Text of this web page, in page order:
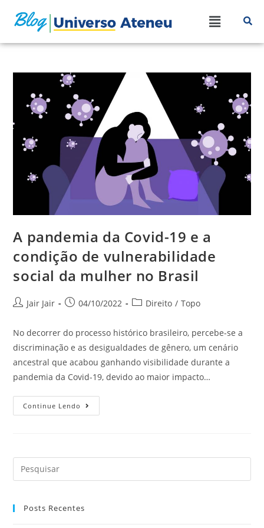
A pandemia da Covid-19 e a
condição de vulnerabilidade
social da mulher no Brasil
Jair Jair 04/10/2022 Direito / Topo
No decorrer do processo histórico brasileiro, percebe-se a
discriminação e as desigualdades de gênero, um cenário
ancestral que acabou ganhando visibilidade durante a
pandemia da Covid-19, devido ao maior impacto…
Continue Lendo
Posts Recentes